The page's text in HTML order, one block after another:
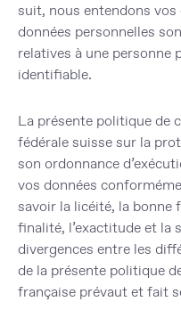
suit, nous entendons vos
données personnelles
relatives à une personne
identifiable.
La présente politique de
fédérale suisse sur la
son ordonnance
vos données
savoir la licéité, la
finalité, l’exactitude et la
divergences entre les
de la présente politique
française prévaut et fait